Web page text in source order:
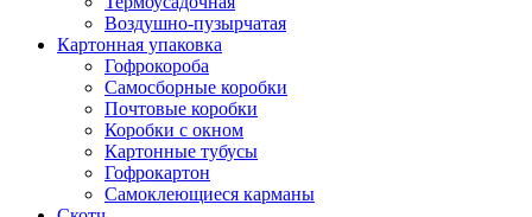
Воздушно-пузырчатая
Картонная упаковка
Гофрокороба
Самосборные коробки
Почтовые коробки
Коробки с окном
Картонные тубусы
Гофрокартон
Самоклеющиеся карманы